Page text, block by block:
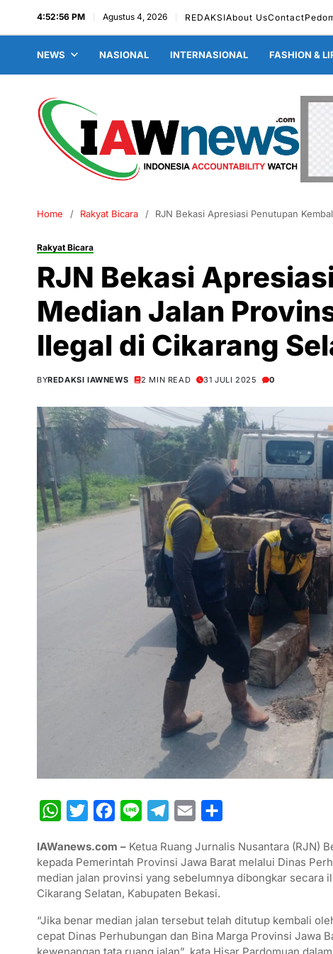
4:52:57 PM Agustus 4, 2026 REDAKSIAbout UsContact
NEWS NASIONAL INTERNASIONAL FASHION &
Home Rakyat Bicara RJN Bekasi Apresiasi Penutupan
Rakyat Bicara
RJN Bekasi
Median Jalan
Ilegal di Cikarang
BYREDAKSI IAWNEWS 2 MIN READ 31 JULI 2025 0
W
a
t
s
A
p
i
t
t
e
r
c
e
b
o
o
n
e
l
e
g
r
a
a
i
l
a
r
IAWanews.com – Ketua Ruang Jurnalis Nusantara (RJN)
kepada Pemerintah Provinsi Jawa Barat melalui Dinas
median jalan provinsi yang sebelumnya dibongkar secara
Cikarang Selatan, Kabupaten Bekasi.
“Jika benar median jalan tersebut telah ditutup kembali
cepat Dinas Perhubungan dan Bina Marga Provinsi Jawa